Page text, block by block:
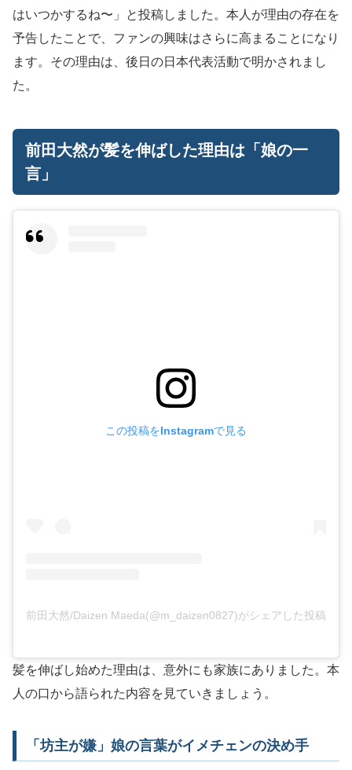
はいつかするね〜」と投稿しました。本人が理由の存在を
予告したことで、ファンの興味はさらに高まることになり
ます。その理由は、後日の日本代表活動で明かされまし
た。
前田大然が髪を伸ばした理由は「娘の一
言」
この投稿をInstagramで見る
前田大然/Daizen Maeda(@m_daizen0827)がシェアした投稿
髪を伸ばし始めた理由は、意外にも家族にありました。本
人の口から語られた内容を見ていきましょう。
「坊主が嫌」娘の言葉がイメチェンの決め手